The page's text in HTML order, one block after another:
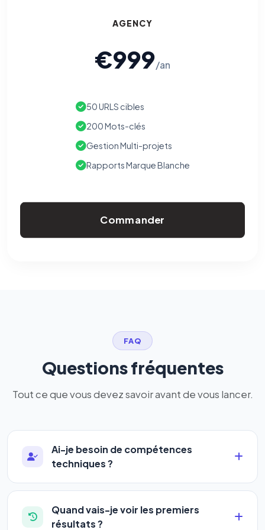
AGENCY
€999/an
50 URLS cibles
200 Mots-clés
Gestion Multi-projets
Rapports Marque Blanche
Commander
FAQ
Questions fréquentes
Tout ce que vous devez savoir avant de vous lancer.
Ai-je besoin de compétences
techniques ?
Absolument pas. Notre logiciel a été conçu pour
être accessible àtous les profils: artisans,
commerçants, auto-entrepreneurs, PME ou
Quand vais-je voir les premiers
résultats ?